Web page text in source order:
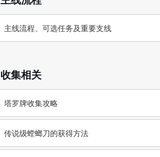
主线流程、可选任务及重要支线
收集相关
塔罗牌收集攻略
传说级螳螂刀的获得方法